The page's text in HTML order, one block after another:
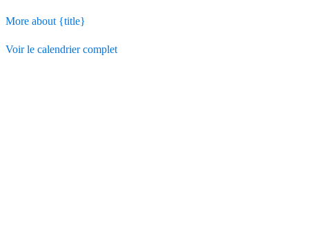
More about {title}
Voir le calendrier complet